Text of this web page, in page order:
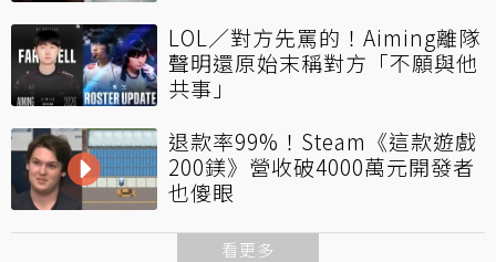
LOL／對方先罵的！Aiming離隊
聲明還原始末稱對方「不願與他
共事」
退款率99%！Steam《這款遊戲
200鎂》營收破4000萬元開發者
也傻眼
看更多